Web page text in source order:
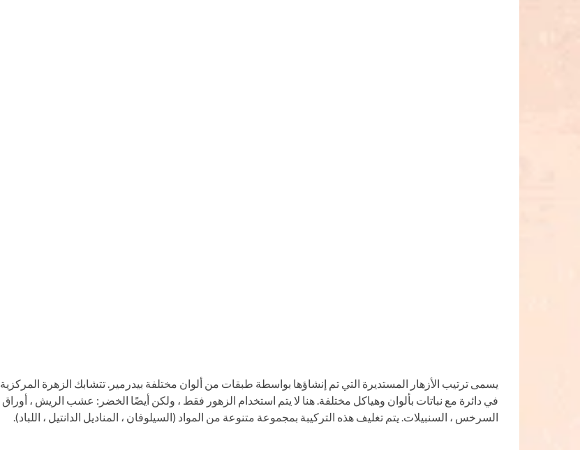
يسمى ترتيب الأزهار المستديرة التي تم إنشاؤها بواسطة طبقات من ألوان مختلفة بيدرمير. تتشابك الزهرة المركزية
في دائرة مع نباتات بألوان وهياكل مختلفة. هنا لا يتم استخدام الزهور فقط ، ولكن أيضًا الخضر: عشب الريش ، أوراق
السرخس ، السنبيلات. يتم تغليف هذه التركيبة بمجموعة متنوعة من المواد (السيلوفان ، المناديل الدانتيل ، اللباد).